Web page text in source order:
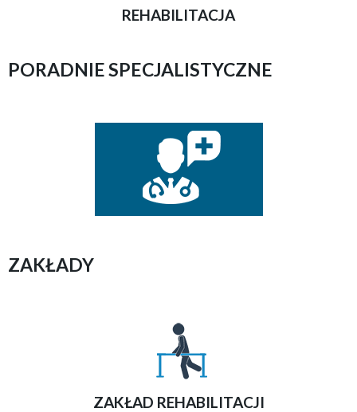
REHABILITACJA
PORADNIE SPECJALISTYCZNE
ZAKŁADY
ZAKŁAD REHABILITACJI